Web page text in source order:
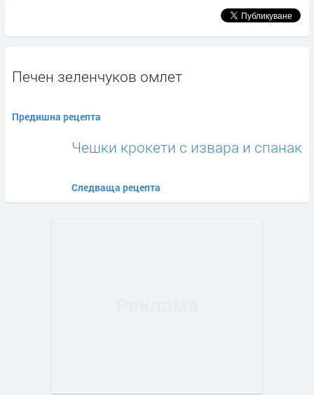
Печен зеленчуков омлет
Предишна рецепта
Чешки крокети с извара и спанак
Следваща рецепта